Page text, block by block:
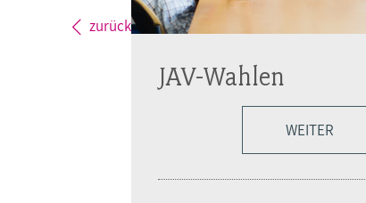
zurück
JAV-Wahlen
WEITER